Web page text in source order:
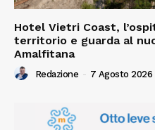
Hotel Vietri Coast,
territorio e guarda al
Amalfitana
Redazione - 7 Agosto 2026